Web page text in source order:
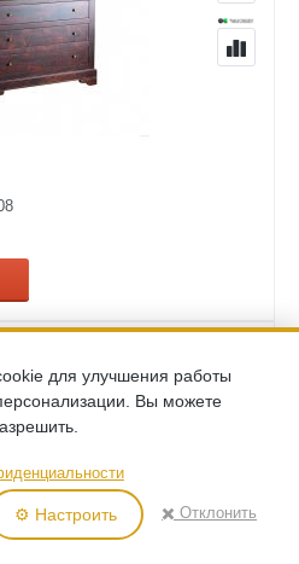
для улучшения работы
Вы можете
⚙️ Настроить ✖️ Отклонить